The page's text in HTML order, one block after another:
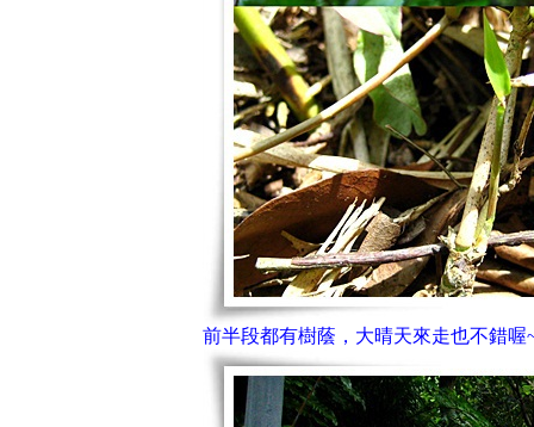
前半段都有樹蔭，大晴天來走也不錯喔